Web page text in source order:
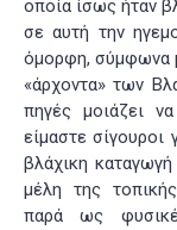
οποία ίσως ήταν
σε αυτή την
όμορφη, σύμφωνα
«άρχοντα» των
πηγές μοιάζει
είμαστε σίγουροι
βλάχικη
μέλη της
παρά ως